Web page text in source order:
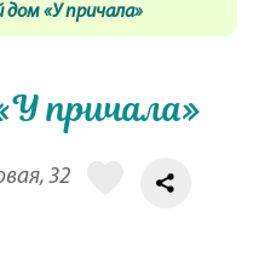
дом «У причала»
причала»
32